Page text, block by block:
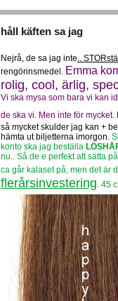
håll käften sa jag
Nejrå, de sa jag inte..
rengörinsmedel. Emma
rolig, cool, ärlig,
Vi ska mysa som bara vi kan
de ska vi. Men inte för mycket.
så mycket skulder jag kan +
hämta ut biljetterna imorgon.
konto ska jag beställa
nu.. Så de e perfekt att sätta
ca går kalaset på, men det är
flerårsinvestering. 45